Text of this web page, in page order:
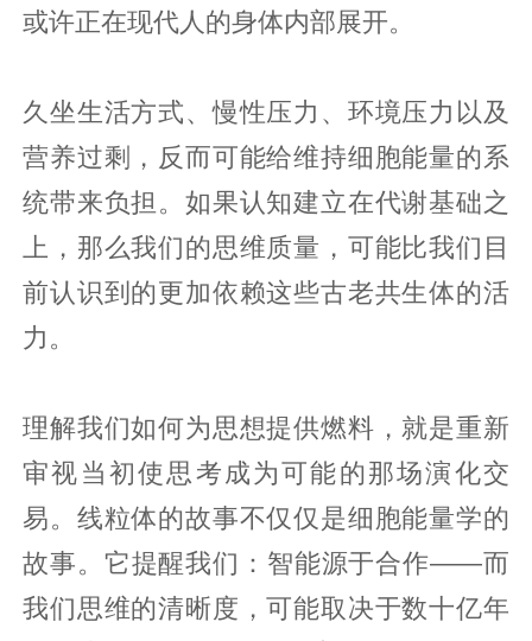
或许正在现代人的身体内部展开。
久坐生活方式、慢性压力、环境压力以及
营养过剩，反而可能给维持细胞能量的系
统带来负担。如果认知建立在代谢基础之
上，那么我们的思维质量，可能比我们目
前认识到的更加依赖这些古老共生体的活
力。
理解我们如何为思想提供燃料，就是重新
审视当初使思考成为可能的那场演化交
易。线粒体的故事不仅仅是细胞能量学的
故事。它提醒我们：智能源于合作——而
我们思维的清晰度，可能取决于数十亿年